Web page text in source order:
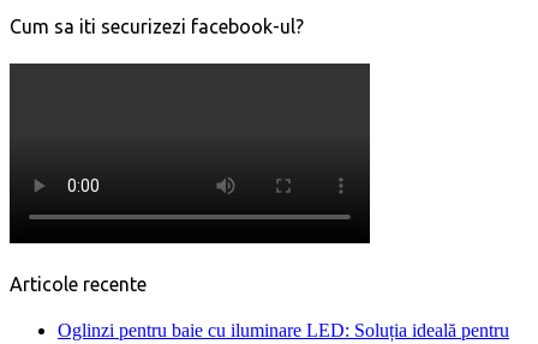
Cum sa iti securizezi facebook-ul?
Articole recente
Oglinzi pentru baie cu iluminare LED: Soluția ideală pentru